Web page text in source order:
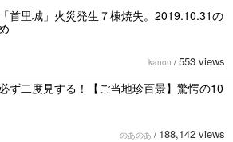
首里城」火災発生７棟焼失。2019.10.31の
kanon / 553 views
ず二度見する！【ご当地珍百景】驚愕の10
のあのあ / 188,142 views